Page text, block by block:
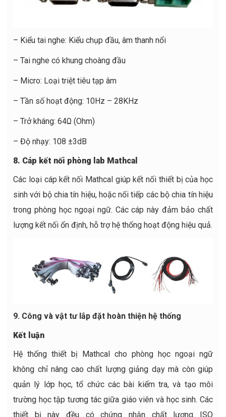
– Kiểu tai nghe: Kiểu chụp đầu, âm thanh nổi
– Tai nghe có khung choàng đầu
– Micro: Loại triệt tiêu tạp âm
– Tần số hoạt động: 10Hz – 28KHz
– Trở kháng: 64Ω (Ohm)
– Độ nhạy: 108 ±3dB
8. Cáp kết nối phòng lab Mathcal
Các loại cáp kết nối Mathcal giúp kết nối thiết bị của học
sinh với bộ chia tín hiệu, hoặc nối tiếp các bộ chia tín hiệu
trong phòng học ngoại ngữ. Các cáp này đảm bảo chất
lượng kết nối ổn định, hỗ trợ hệ thống hoạt động hiệu quả.
9. Công và vật tư lắp đặt hoàn thiện hệ thống
Kết luận
Hệ thống thiết bị Mathcal cho phòng học ngoại ngữ
không chỉ nâng cao chất lượng giảng dạy mà còn giúp
quản lý lớp học, tổ chức các bài kiểm tra, và tạo môi
trường học tập tương tác giữa giáo viên và học sinh. Các
thiết bị này đều có chứng nhận chất lượng ISO